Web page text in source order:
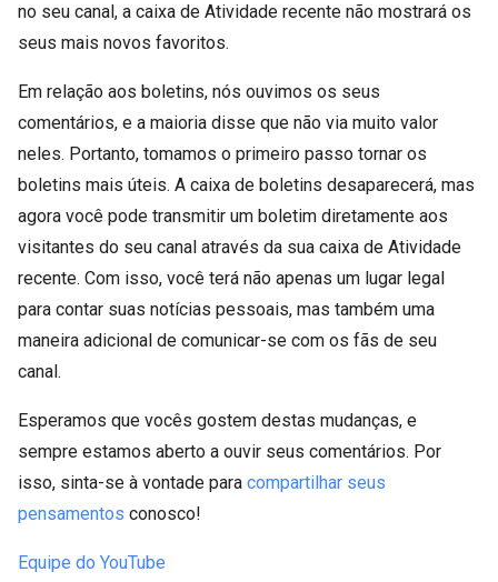
no seu canal, a caixa de Atividade recente não mostrará os
seus mais novos favoritos.
Em relação aos boletins, nós ouvimos os seus
comentários, e a maioria disse que não via muito valor
neles. Portanto, tomamos o primeiro passo tornar os
boletins mais úteis. A caixa de boletins desaparecerá, mas
agora você pode transmitir um boletim diretamente aos
visitantes do seu canal através da sua caixa de Atividade
recente. Com isso, você terá não apenas um lugar legal
para contar suas notícias pessoais, mas também uma
maneira adicional de comunicar-se com os fãs de seu
canal.
Esperamos que vocês gostem destas mudanças, e
sempre estamos aberto a ouvir seus comentários. Por
isso, sinta-se à vontade para compartilhar seus
pensamentos conosco!
Equipe do YouTube